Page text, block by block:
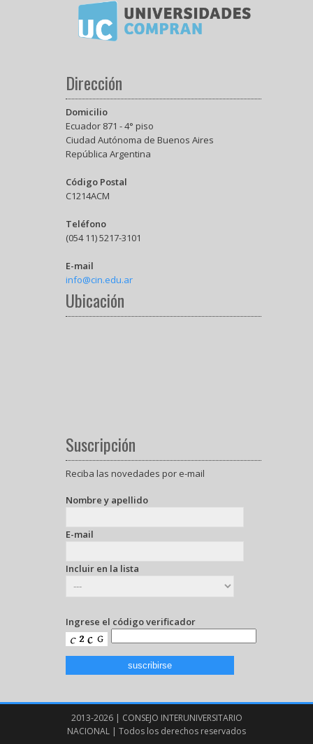
Dirección
Domicilio
Ecuador 871 - 4° piso
Ciudad Autónoma de Buenos Aires
República Argentina
Código Postal
C1214ACM
Teléfono
(054 11) 5217-3101
E-mail
info@cin.edu.ar
Ubicación
Suscripción
Reciba las novedades por e-mail
Nombre y apellido
E-mail
Incluir en la lista
Ingrese el código verificador
2013-2026 | CONSEJO INTERUNIVERSITARIO
NACIONAL | Todos los derechos reservados